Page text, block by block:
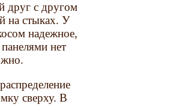
друг с другом
на стыках. У
надежное,
нет
сверху. В